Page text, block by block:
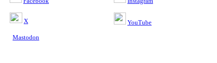
X
Mastodon
YouTube